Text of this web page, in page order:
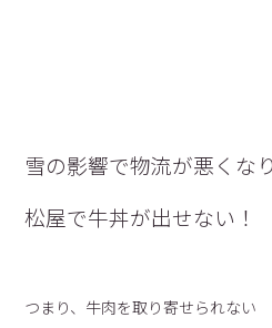
雪の影響で物流が悪くなり
松屋で牛丼が出せない！
つまり、牛肉を取り寄せられない